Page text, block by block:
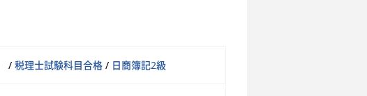
/ 税理士試験科目合格 / 日商簿記2級